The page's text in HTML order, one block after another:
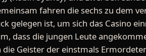
fahren die sechs zu dem
gelegen ist, um sich das Casino
dass die jungen Leute
die Geister der einstmals